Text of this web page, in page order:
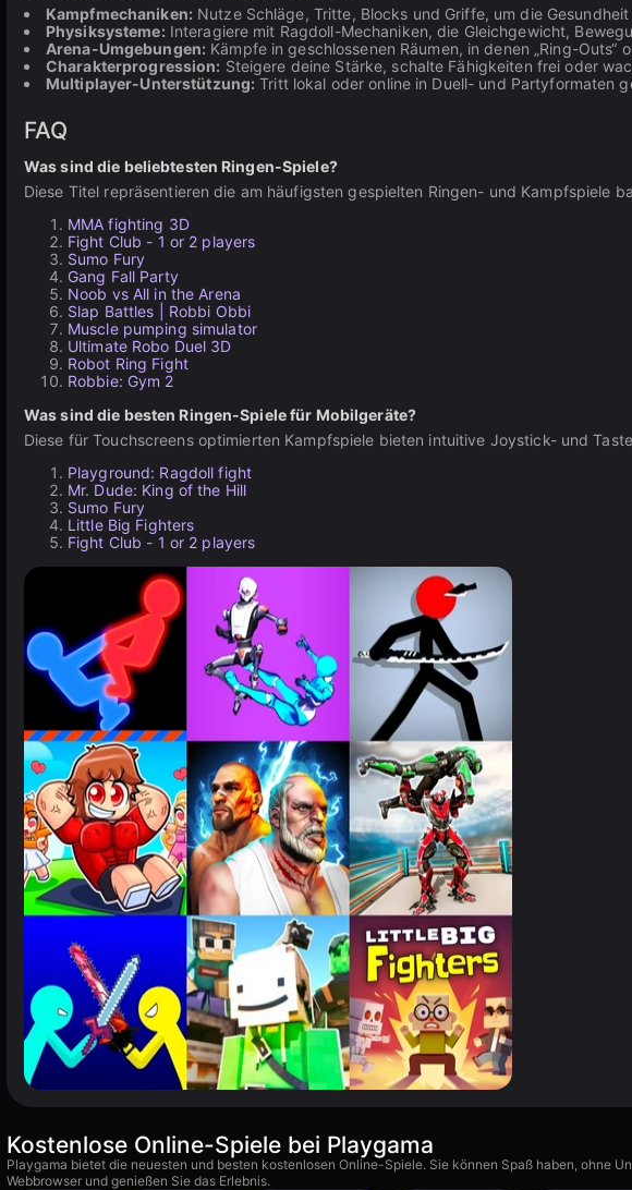
Kampfmechaniken: Nutze Schläge, Tritte, Blocks und Griffe, um die
Physiksysteme: Interagiere mit Ragdoll-Mechaniken, die Gleichgewicht,
Arena-Umgebungen: Kämpfe in geschlossenen Räumen, in denen „Ring-
Charakterprogression: Steigere deine Stärke, schalte Fähigkeiten frei oder
Multiplayer-Unterstützung: Tritt lokal oder online in Duell- und Partyformaten
FAQ
Was sind die beliebtesten Ringen-Spiele?
Diese Titel repräsentieren die am häufigsten gespielten Ringen- und Kampfspiele
MMA fighting 3D
Fight Club - 1 or 2 players
Sumo Fury
Gang Fall Party
Noob vs All in the Arena
Slap Battles | Robbi Obbi
Muscle pumping simulator
Ultimate Robo Duel 3D
Robot Ring Fight
Robbie: Gym 2
Was sind die besten Ringen-Spiele für Mobilgeräte?
Diese für Touchscreens optimierten Kampfspiele bieten intuitive Joystick- und
Playground: Ragdoll fight
Mr. Dude: King of the Hill
Sumo Fury
Little Big Fighters
Fight Club - 1 or 2 players
Kostenlose Online-Spiele bei Playgama
Playgama bietet die neuesten und besten kostenlosen Online-Spiele. Sie können Spaß haben, ohne
Webbrowser und genießen Sie das Erlebnis.